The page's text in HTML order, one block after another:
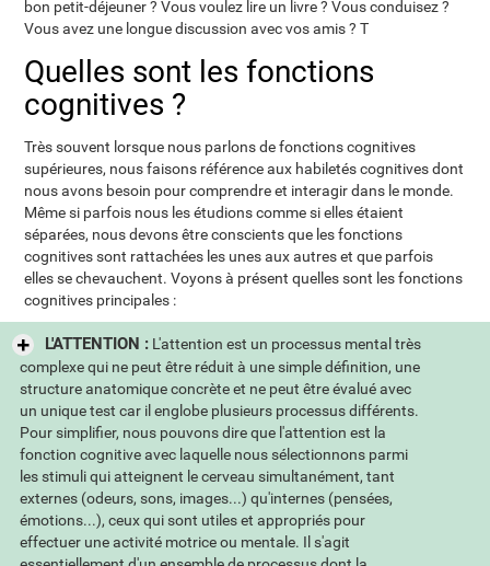
bon petit-déjeuner ? Vous voulez lire un livre ? Vous conduisez ?
Vous avez une longue discussion avec vos amis ? T
Quelles sont les fonctions
cognitives ?
Très souvent lorsque nous parlons de fonctions cognitives
supérieures, nous faisons référence aux habiletés cognitives dont
nous avons besoin pour comprendre et interagir dans le monde.
Même si parfois nous les étudions comme si elles étaient
séparées, nous devons être conscients que les fonctions
cognitives sont rattachées les unes aux autres et que parfois
elles se chevauchent. Voyons à présent quelles sont les fonctions
cognitives principales :
L'ATTENTION :L'attention est un processus mental très
complexe qui ne peut être réduit à une simple définition, une
structure anatomique concrète et ne peut être évalué avec
un unique test car il englobe plusieurs processus différents.
Pour simplifier, nous pouvons dire que l'attention est la
fonction cognitive avec laquelle nous sélectionnons parmi
les stimuli qui atteignent le cerveau simultanément, tant
externes (odeurs, sons, images...) qu'internes (pensées,
émotions...), ceux qui sont utiles et appropriés pour
effectuer une activité motrice ou mentale. Il s'agit